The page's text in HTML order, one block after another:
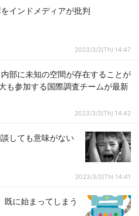
インドメディアが批判
2023/3/2(Th) 14:47
部に未知の空間が存在することが
も参加する国際調査チームが最新
2023/3/2(Th) 14:42
しても意味がない
2023/3/2(Th) 14:41
既に始まってしまう